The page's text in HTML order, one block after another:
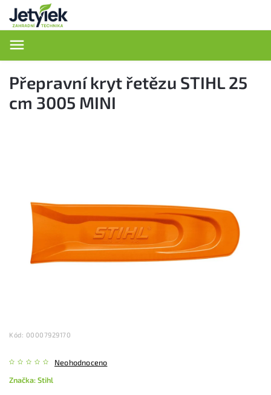
Přepravní kryt řetězu STIHL 25
cm 3005 MINI
Kód: 00007929170
Neohodnoceno
Značka:Stihl